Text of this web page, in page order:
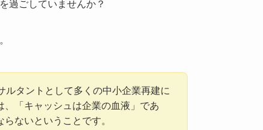
過ごしていませんか？
タントとして多くの中小企業再建に
「キャッシュは企業の血液」であ
ないということです。